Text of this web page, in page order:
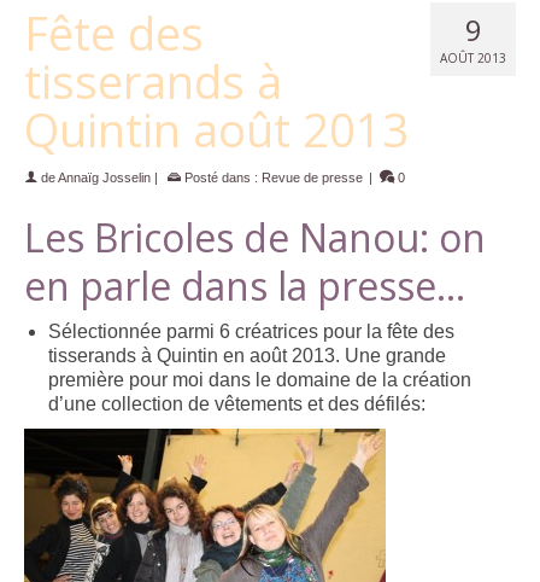
9
AOÛT 2013
Fête des
tisserands à
Quintin août 2013
deAnnaïg Josselin | Posté dans : Revue de presse | 0
Les Bricoles de Nanou: on
en parle dans la presse…
Sélectionnée parmi 6 créatrices pour la fête des
tisserands à Quintin en août 2013. Une grande
première pour moi dans le domaine de la création
d’une collection de vêtements et des défilés: